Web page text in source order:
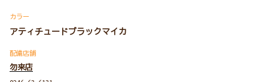
カラー
アティチュードブラックマイカ
配備店舗
勿来店